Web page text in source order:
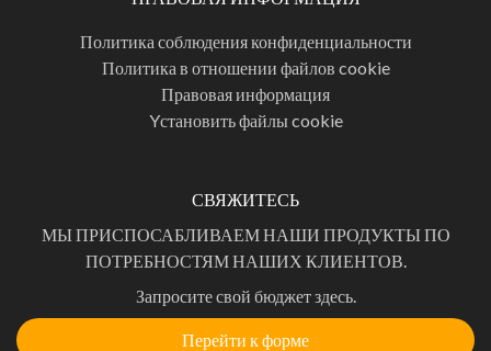
Политика соблюдения конфиденциальности
Политика в отношении файлов cookie
Правовая информация
Yстановить файлы cookie
СВЯЖИТЕСЬ
МЫ ПРИСПОСАБЛИВАЕМ НАШИ ПРОДУКТЫ ПО
ПОТРЕБНОСТЯМ НАШИХ КЛИЕНТОВ.
Запросите свой бюджет здесь.
Перейти к форме